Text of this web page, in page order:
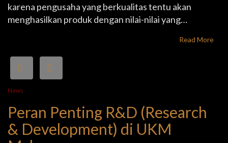
karena pengusaha yang berkualitas tentu akan
menghasilkan produk dengan nilai-nilai yang…
Read More
News
Peran Penting R&D (Research
& Development) di UKM